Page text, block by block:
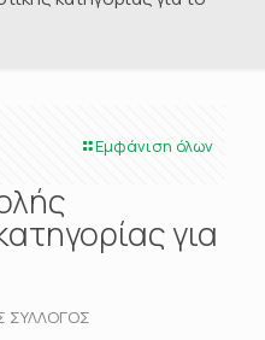
Εμφάνιση όλων
για
ΣΥΛΛΟΓΟΣ